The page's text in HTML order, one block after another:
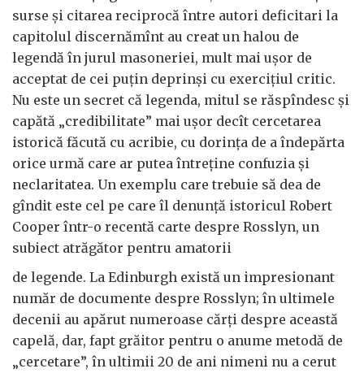
surse şi citarea reciprocă între autori deficitari la
capitolul discernămînt au creat un halou de
legendă în jurul masoneriei, mult mai uşor de
acceptat de cei puţin deprinşi cu exerciţiul critic.
Nu este un secret că legenda, mitul se răspîndesc şi
capătă „credibilitate” mai uşor decît cercetarea
istorică făcută cu acribie, cu dorinţa de a îndepărta
orice urmă care ar putea întreţine confuzia şi
neclaritatea. Un exemplu care trebuie să dea de
gîndit este cel pe care îl denunţă istoricul Robert
Cooper într-o recentă carte despre Rosslyn, un
subiect atrăgător pentru amatorii
de legende. La Edinburgh există un impresionant
număr de documente despre Rosslyn; în ultimele
decenii au apărut numeroase cărţi despre această
capelă, dar, fapt grăitor pentru o anume metodă de
„cercetare”, în ultimii 20 de ani nimeni nu a cerut